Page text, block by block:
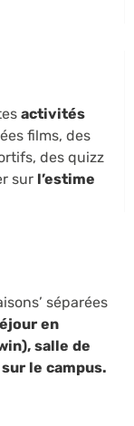
activités
films, des
des quizz
sur l’estime
séparées
en
salle de
le campus.